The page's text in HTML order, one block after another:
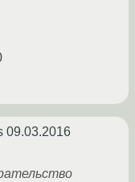
09.03.2016